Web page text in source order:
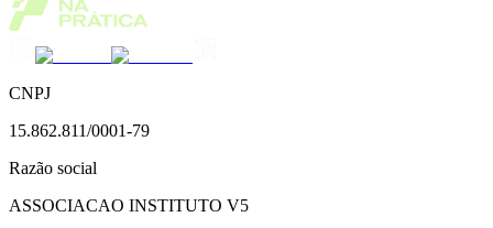
CNPJ
15.862.811/0001-79
Razão social
ASSOCIACAO INSTITUTO V5